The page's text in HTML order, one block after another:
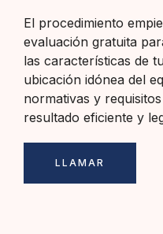
El procedimiento
evaluación gratuita
las características de
ubicación idónea del
normativas y
resultado eficiente y
LLAMAR